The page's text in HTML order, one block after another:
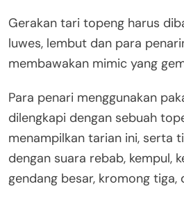
Gerakan tari topeng harus
luwes, lembut dan para
membawakan mimic yang
Para penari menggunakan
dilengkapi dengan sebuah
menampilkan tarian ini, serta
dengan suara rebab, kempul,
gendang besar, kromong tiga,